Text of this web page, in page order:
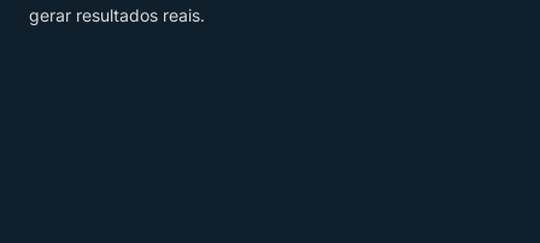
gerar resultados reais.